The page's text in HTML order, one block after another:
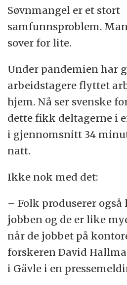
Søvnmangel er et stort
samfunnsproblem.
sover for lite.
Under pandemien har
arbeidstagere flyttet
hjem. Nå ser svenske
dette fikk deltagerne i
i gjennomsnitt 34
natt.
Ikke nok med det:
– Folk produserer også
jobben og de er like
når de jobbet på
forskeren David
i Gävle i en